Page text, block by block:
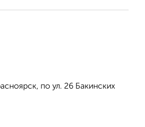
по ул. 26 Бакинских